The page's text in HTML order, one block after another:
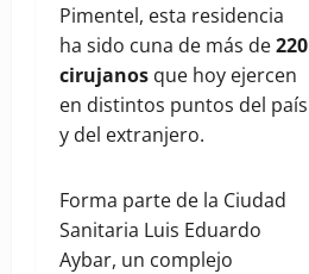
Pimentel, esta residencia
ha sido cuna de más de220
cirujanos que hoy ejercen
en distintos puntos del país
y del extranjero.
Forma parte de la Ciudad
Sanitaria Luis Eduardo
Aybar, un complejo